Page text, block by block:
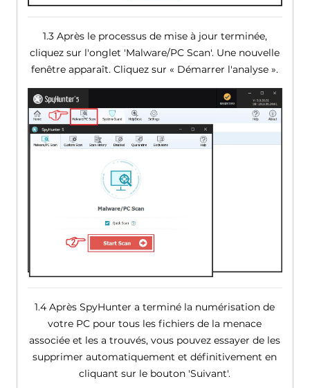
1.3 Après le processus de mise à jour terminée,
cliquez sur l'onglet 'Malware/PC Scan'. Une nouvelle
fenêtre apparaît. Cliquez sur « Démarrer l'analyse ».
1.4 Après SpyHunter a terminé la numérisation de
votre PC pour tous les fichiers de la menace
associée et les a trouvés, vous pouvez essayer de les
supprimer automatiquement et définitivement en
cliquant sur le bouton 'Suivant'.